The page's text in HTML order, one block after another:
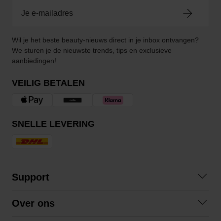
Wil je het beste beauty-nieuws direct in je inbox ontvangen?
We sturen je de nieuwste trends, tips en exclusieve
aanbiedingen!
VEILIG BETALEN
SNELLE LEVERING
Support
Over ons